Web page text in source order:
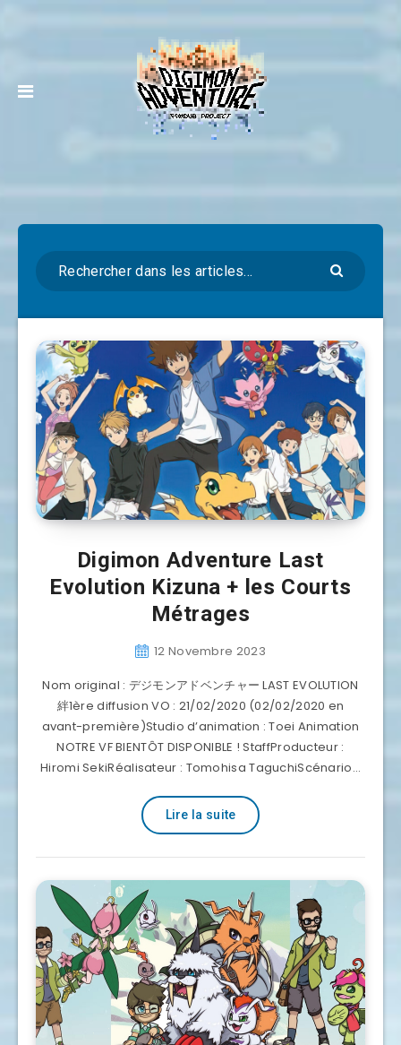
Digimon Adventure Last
Evolution Kizuna + les Courts
Métrages
12 Novembre 2023
Nom original : デジモンアドベンチャー LAST EVOLUTION
絆1ère diffusion VO : 21/02/2020 (02/02/2020 en
avant-première)Studio d’animation : Toei Animation
NOTRE VF BIENTÔT DISPONIBLE ! StaffProducteur :
Hiromi SekiRéalisateur : Tomohisa TaguchiScénario…
Lire la suite